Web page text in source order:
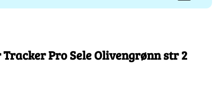
Tracker Pro Sele Olivengrønn str 2